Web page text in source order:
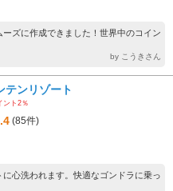
ズに作成できました！世界中のコイン
by こうきさん
テンリゾート
ント2％
(85件)
心洗われます。快適なゴンドラに乗っ